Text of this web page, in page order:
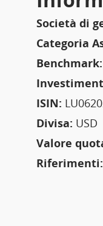
Società di
Categoria
Benchmark:
ISIN:
Divisa: USD
Valore
Riferimenti: